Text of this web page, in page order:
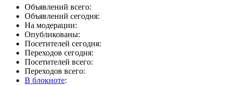
Объявлений всего:
Объявлений сегодня:
На модерации:
Опубликованы:
Посетителей сегодня:
Переходов сегодня:
Посетителей всего:
Переходов всего:
В блокноте: